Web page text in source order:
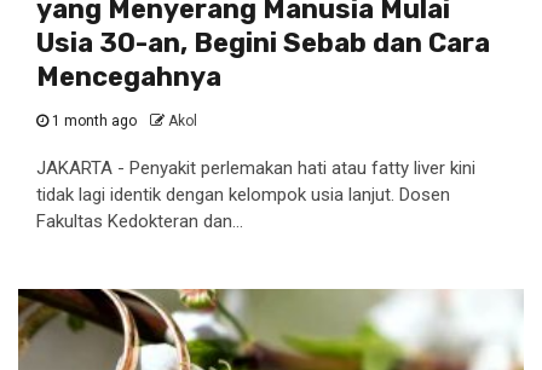
yang Menyerang Manusia Mulai
Usia 30-an, Begini Sebab dan Cara
Mencegahnya
1 month ago Akol
JAKARTA - Penyakit perlemakan hati atau fatty liver kini
tidak lagi identik dengan kelompok usia lanjut. Dosen
Fakultas Kedokteran dan...